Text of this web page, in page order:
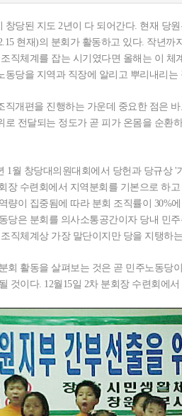
창당된 지도 2년이 다 되어간다. 현재 당
현재)의 분회가 활동하고 있다. 작년
직체계를 잡는 시기였다면 올해는 이
동당을 지역과 직장에 알리고 뿌리내리
직개편을 진행하는 가운데 중요한 점은
로 전달되는 정도가 곧 피가 온몸을 순환
1월 창당대의원대회에서 당헌과 당규상
장 수련회에서 지역분회를 기본으로 하
량이 집중됨에 따라 분회 조직률이 30%
당은 분회를 의사소통공간이자 당내 민
직체계상 가장 말단이지만 당을 지탱하
회 활동을 살펴보는 것은 곧 민주노동당
것이다. 12월15일 2차 분회장 수련회에